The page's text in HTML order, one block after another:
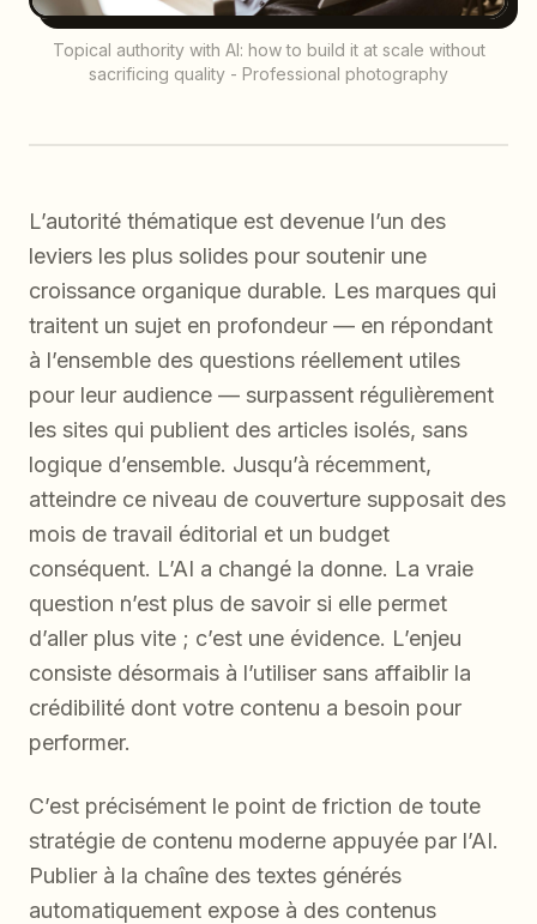
Topical authority with AI: how to build it at scale without
sacrificing quality - Professional photography
L’autorité thématique est devenue l’un des
leviers les plus solides pour soutenir une
croissance organique durable. Les marques qui
traitent un sujet en profondeur — en répondant
à l’ensemble des questions réellement utiles
pour leur audience — surpassent régulièrement
les sites qui publient des articles isolés, sans
logique d’ensemble. Jusqu’à récemment,
atteindre ce niveau de couverture supposait des
mois de travail éditorial et un budget
conséquent. L’AI a changé la donne. La vraie
question n’est plus de savoir si elle permet
d’aller plus vite ; c’est une évidence. L’enjeu
consiste désormais à l’utiliser sans affaiblir la
crédibilité dont votre contenu a besoin pour
performer.
C’est précisément le point de friction de toute
stratégie de contenu moderne appuyée par l’AI.
Publier à la chaîne des textes générés
automatiquement expose à des contenus